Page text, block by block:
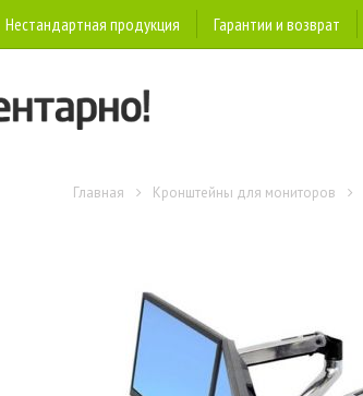
Нестандартная продукция Гарантии и возврат
Главная Кронштейны для мониторов